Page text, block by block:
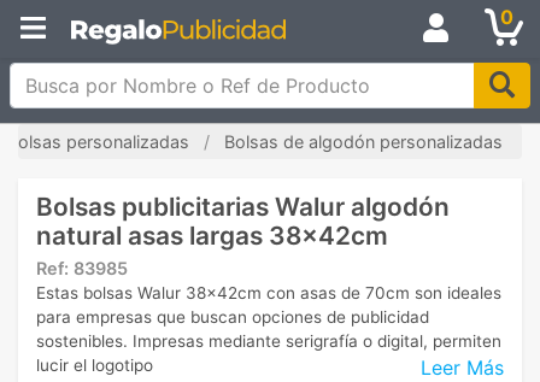
0
Busca por Nombre o Ref de Producto
Bolsas personalizadas Bolsas de algodón personalizadas
Bolsas publicitarias Walur algodón
natural asas largas 38x42cm
Ref: 83985
Leer Más
Estas bolsas Walur 38x42cm con asas de 70cm son ideales
para empresas que buscan opciones de publicidad
sostenibles. Impresas mediante serigrafía o digital, permiten
lucir el logotipo